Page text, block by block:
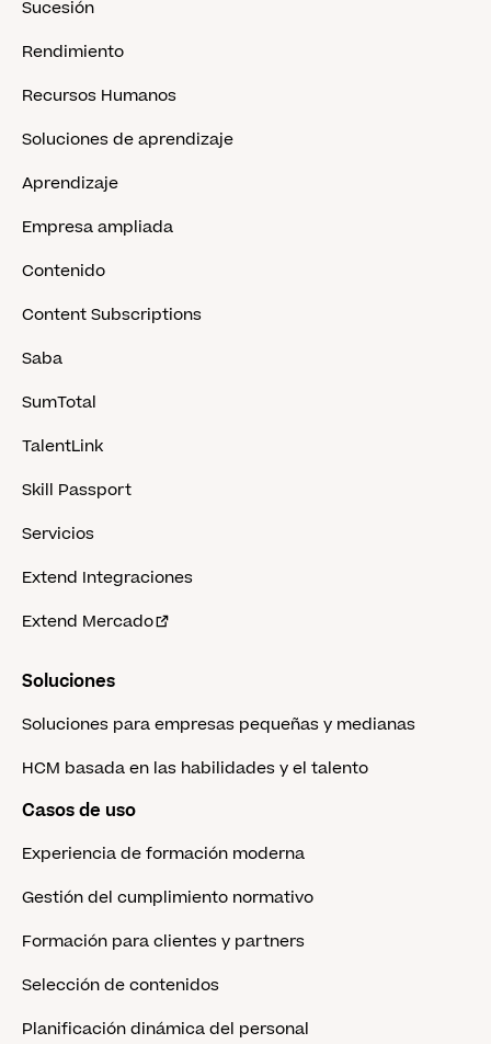
Sucesión
Rendimiento
Recursos Humanos
Soluciones de aprendizaje
Aprendizaje
Empresa ampliada
Contenido
Content Subscriptions
Saba
SumTotal
TalentLink
Skill Passport
Servicios
Extend Integraciones
Extend Mercado
Soluciones
Soluciones para empresas pequeñas y medianas
HCM basada en las habilidades y el talento
Casos de uso
Experiencia de formación moderna
Gestión del cumplimiento normativo
Formación para clientes y partners
Selección de contenidos
Planificación dinámica del personal